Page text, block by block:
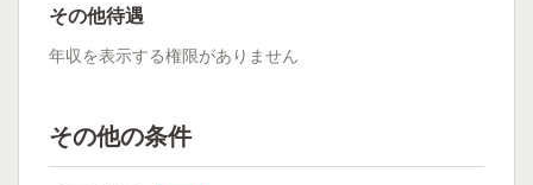
その他待遇
年収を表示する権限がありません
その他の条件